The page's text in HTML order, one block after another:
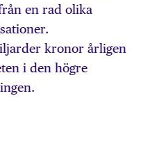
en rad olika
kronor årligen
i den högre